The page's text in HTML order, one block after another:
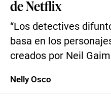
de Netflix
“Los detectives
basa en los
creados por Neil
Nelly Osco